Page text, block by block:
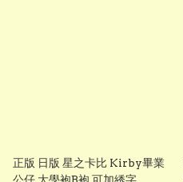
正版 日版 星之卡比 Kirby畢業